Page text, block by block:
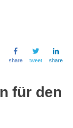
share tweet share
für den